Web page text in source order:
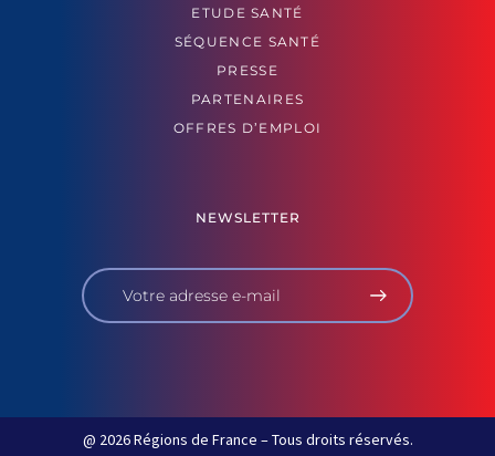
ETUDE SANTÉ
SÉQUENCE SANTÉ
PRESSE
PARTENAIRES
OFFRES D’EMPLOI
NEWSLETTER
@ 2026 Régions de France – Tous droits réservés.